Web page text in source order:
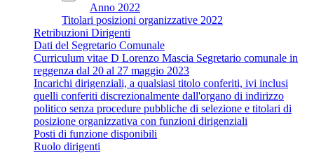
Anno 2022
Titolari posizioni organizzative 2022
Retribuzioni Dirigenti
Dati del Segretario Comunale
Curriculum vitae D Lorenzo Mascia Segretario comunale in
reggenza dal 20 al 27 maggio 2023
Incarichi dirigenziali, a qualsiasi titolo conferiti, ivi inclusi
quelli conferiti discrezionalmente dall'organo di indirizzo
politico senza procedure pubbliche di selezione e titolari di
posizione organizzativa con funzioni dirigenziali
Posti di funzione disponibili
Ruolo dirigenti